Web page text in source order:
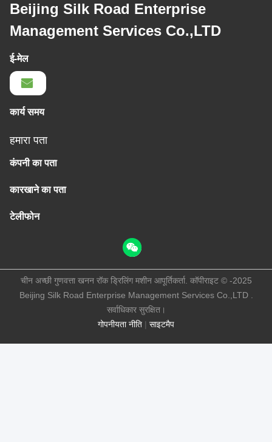
Beijing Silk Road Enterprise
Management Services Co.,LTD
ई-मेल
कार्य समय
हमारा पता
कंपनी का पता
कारखाने का पता
टेलीफोन
गोपनीयता नीति | साइटमैप
चीन अच्छी गुणवत्ता खनन रॉक ड्रिलिंग मशीन आपूर्तिकर्ता. कॉपीराइट © -2025
Beijing Silk Road Enterprise Management Services Co.,LTD .
सर्वाधिकार सुरक्षित।